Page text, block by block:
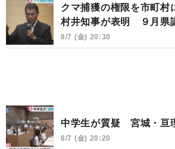
クマ捕獲の権限を市町
村井知事が表明 ９月県
8/7 (金) 20:30
中学生が質疑 宮城・亘
8/7 (金) 20:20